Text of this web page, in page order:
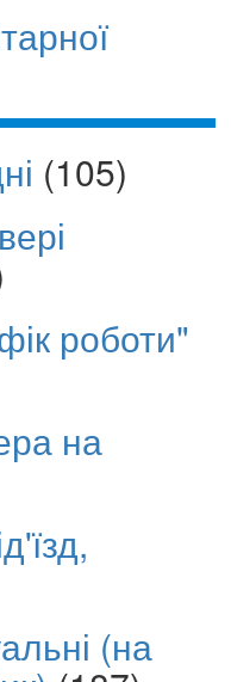
(105)
роботи"
на
(на